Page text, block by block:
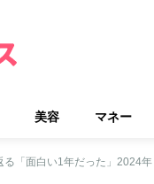
美容 マネー